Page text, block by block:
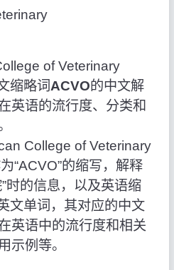
of Veterinary
缩略词 ACVO的中文解
英语的流行度、分类和
College of Veterinary
“ACVO”的缩写，解释
时的信息，以及英语缩
文单词，其对应的中文
英语中的流行度和相关
示例等。